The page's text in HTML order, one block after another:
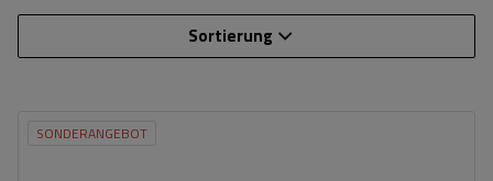
Sortierung
SONDERANGEBOT